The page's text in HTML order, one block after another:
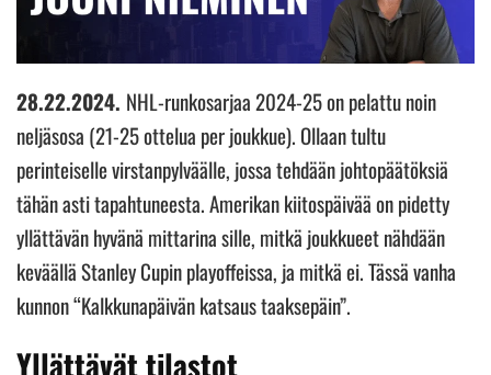
28.22.2024. NHL-runkosarjaa 2024-25 on pelattu noin
neljäsosa (21-25 ottelua per joukkue). Ollaan tultu
perinteiselle virstanpylväälle, jossa tehdään johtopäätöksiä
tähän asti tapahtuneesta. Amerikan kiitospäivää on pidetty
yllättävän hyvänä mittarina sille, mitkä joukkueet nähdään
keväällä Stanley Cupin playoffeissa, ja mitkä ei. Tässä vanha
kunnon “Kalkkunapäivän katsaus taaksepäin”.
Yllättävät tilastot